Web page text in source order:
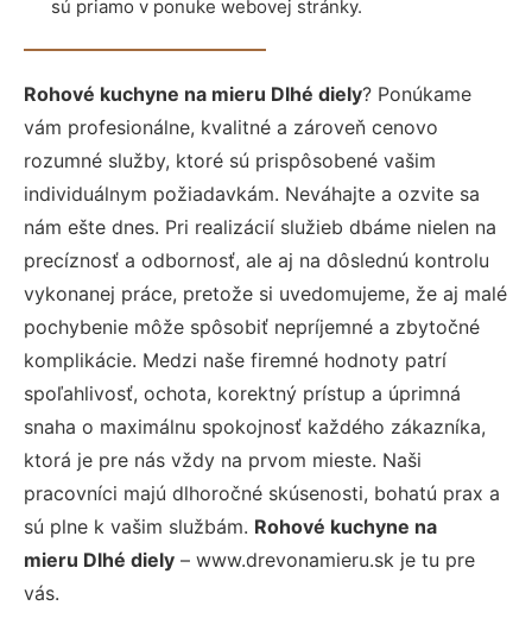
sú priamo v ponuke webovej stránky.
Rohové kuchyne na mieru Dlhé diely? Ponúkame
vám profesionálne, kvalitné a zároveň cenovo
rozumné služby, ktoré sú prispôsobené vašim
individuálnym požiadavkám. Neváhajte a ozvite sa
nám ešte dnes. Pri realizácií služieb dbáme nielen na
precíznosť a odbornosť, ale aj na dôslednú kontrolu
vykonanej práce, pretože si uvedomujeme, že aj malé
pochybenie môže spôsobiť nepríjemné a zbytočné
komplikácie. Medzi naše firemné hodnoty patrí
spoľahlivosť, ochota, korektný prístup a úprimná
snaha o maximálnu spokojnosť každého zákazníka,
ktorá je pre nás vždy na prvom mieste. Naši
pracovníci majú dlhoročné skúsenosti, bohatú prax a
sú plne k vašim službám. Rohové kuchyne na
mieru Dlhé diely – www.drevonamieru.sk je tu pre
vás.